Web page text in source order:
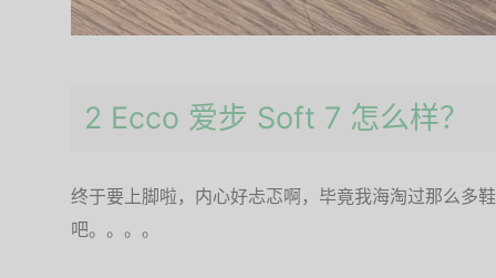
2 Ecco 爱步 Soft 7 怎么样？
终于要上脚啦，内心好忐忑啊，毕竟我海淘过那么多
吧。。。。